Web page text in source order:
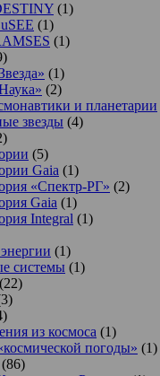
(1)
(1)
(1)
(1)
(2)
и планетарии
звезды (4)
(5)
Gaia (1)
«Спектр-РГ» (2)
Gaia (1)
Integral (1)
(1)
системы (1)
(22)
из космоса (1)
погоды» (1)
(86)